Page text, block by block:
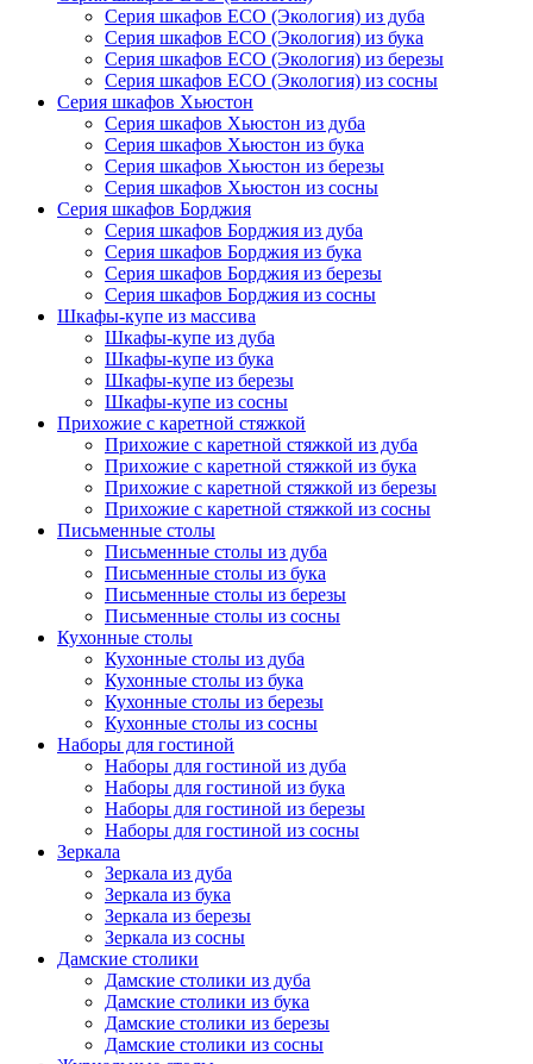
Серия шкафов ECO (Экология) из дуба
Серия шкафов ECO (Экология) из бука
Серия шкафов ECO (Экология) из березы
Серия шкафов ECO (Экология) из сосны
Серия шкафов Хьюстон
Серия шкафов Хьюстон из дуба
Серия шкафов Хьюстон из бука
Серия шкафов Хьюстон из березы
Серия шкафов Хьюстон из сосны
Серия шкафов Борджия
Серия шкафов Борджия из дуба
Серия шкафов Борджия из бука
Серия шкафов Борджия из березы
Серия шкафов Борджия из сосны
Шкафы-купе из массива
Шкафы-купе из дуба
Шкафы-купе из бука
Шкафы-купе из березы
Шкафы-купе из сосны
Прихожие с каретной стяжкой
Прихожие с каретной стяжкой из дуба
Прихожие с каретной стяжкой из бука
Прихожие с каретной стяжкой из березы
Прихожие с каретной стяжкой из сосны
Письменные столы
Письменные столы из дуба
Письменные столы из бука
Письменные столы из березы
Письменные столы из сосны
Кухонные столы
Кухонные столы из дуба
Кухонные столы из бука
Кухонные столы из березы
Кухонные столы из сосны
Наборы для гостиной
Наборы для гостиной из дуба
Наборы для гостиной из бука
Наборы для гостиной из березы
Наборы для гостиной из сосны
Зеркала
Зеркала из дуба
Зеркала из бука
Зеркала из березы
Зеркала из сосны
Дамские столики
Дамские столики из дуба
Дамские столики из бука
Дамские столики из березы
Дамские столики из сосны